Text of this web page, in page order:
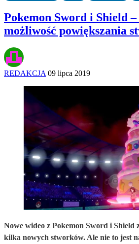
Pokemon Sword i Shield
możliwość powiększania
REDAKCJA 09 lipca 2019
Nowe wideo z Pokemon Sword i Shield
kilka nowych stworków. Ale nie to jest